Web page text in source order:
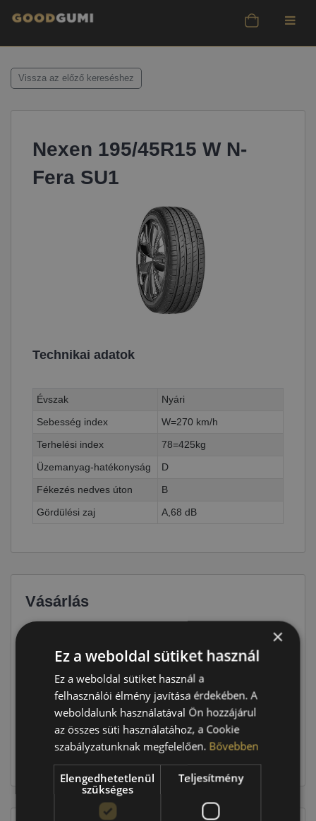
Vissza az előző kereséshez
Nexen 195/45R15 W N-
Fera SU1
Technikai adatok
Évszak
Nyári
Sebesség index
W=270 km/h
Terhelési index
78=425kg
Üzemanyag-hatékonyság
D
Fékezés nedves úton
B
Gördülési zaj
A,68 dB
Vásárlás
27 290 Ft
54 580 Ft
Kosárba
×
Ez a weboldal sütiket használ
Ez a weboldal sütiket használ a
felhasználói élmény javítása érdekében. A
weboldalunk használatával Ön hozzájárul
az összes süti használatához, a Cookie
szabályzatunknak megfelelően. Bővebben
Elengedhetetlenül
szükséges
Teljesítmény